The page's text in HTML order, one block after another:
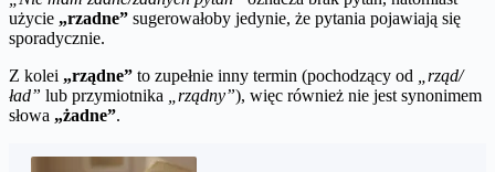
użycie „rzadne” sugerowałoby jedynie, że pytania pojawiają się
sporadycznie.
Z kolei „rządne” to zupełnie inny termin (pochodzący od
„rząd/
ład” lub przymiotnika „rządny”), więc również nie jest synonimem
słowa „żadne”.